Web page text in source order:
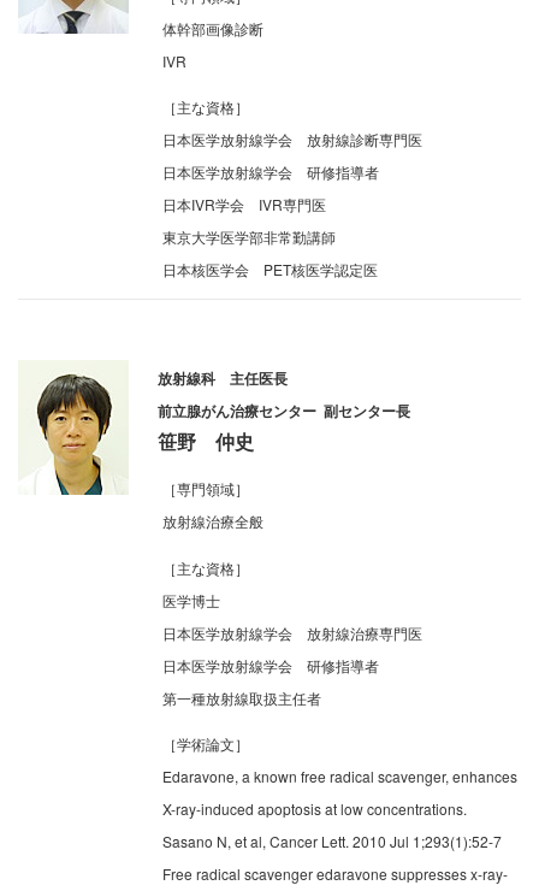
体幹部画像診断
IVR
［主な資格］
日本医学放射線学会 放射線診断専門医
日本医学放射線学会 研修指導者
日本IVR学会 IVR専門医
東京大学医学部非常勤講師
日本核医学会 PET核医学認定医
放射線科 主任医長
前立腺がん治療センター 副センター長
笹野 仲史
［専門領域］
放射線治療全般
［主な資格］
医学博士
日本医学放射線学会 放射線治療専門医
日本医学放射線学会 研修指導者
第一種放射線取扱主任者
［学術論文］
Edaravone, a known free radical scavenger, enhances
X-ray-induced apoptosis at low concentrations.
Sasano N, et al, Cancer Lett. 2010 Jul 1;293(1):52-7
Free radical scavenger edaravone suppresses x-ray-